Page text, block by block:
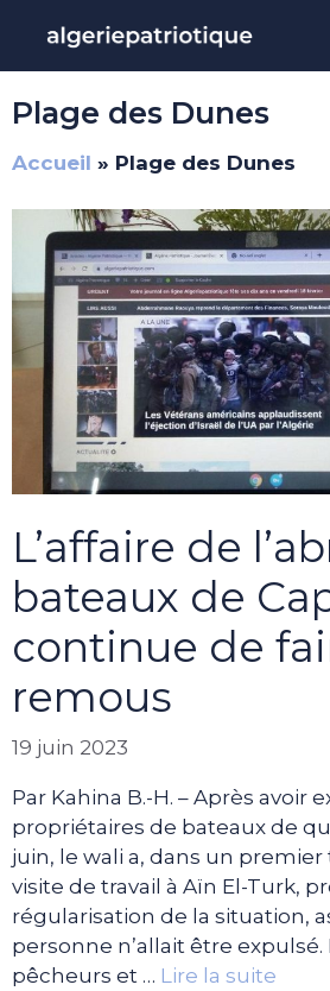
contenu
Plage des Dunes
Accueil » Plage des Dunes
L’affaire de
bateaux de
continue de
remous
19 juin 2023
Par Kahina B.-H. – Après avoir
propriétaires de bateaux de
juin, le wali a, dans un premier
visite de travail à Aïn El-Turk,
régularisation de la situation,
personne n’allait être expulsé.
pêcheurs et … Lire la suite